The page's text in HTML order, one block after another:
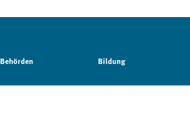
Behörden Bildung